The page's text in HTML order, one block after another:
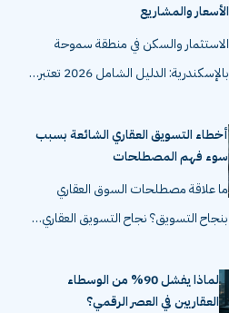
الأسعار والمشاريع
الاستثمار والسكن في منطقة سموحة
بالإسكندرية: الدليل الشامل 2026 تعتبر…
أخطاء التسويق العقاري الشائعة بسبب
سوء فهم المصطلحات
ما علاقة مصطلحات السوق العقاري
بنجاح التسويق؟ نجاح التسويق العقاري…
لماذا يفشل 90% من الوسطاء
العقاريين في العصر الرقمي؟